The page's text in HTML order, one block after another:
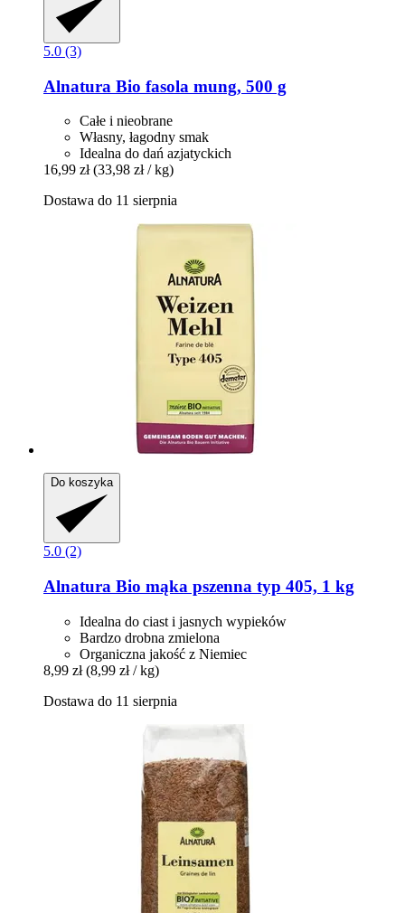
5.0 (3)
Alnatura Bio fasola mung, 500 g
Całe i nieobrane
Własny, łagodny smak
Idealna do dań azjatyckich
16,99 zł (33,98 zł / kg)
Dostawa do 11 sierpnia
Do koszyka
5.0 (2)
Alnatura Bio mąka pszenna typ 405, 1 kg
Idealna do ciast i jasnych wypieków
Bardzo drobna zmielona
Organiczna jakość z Niemiec
8,99 zł (8,99 zł / kg)
Dostawa do 11 sierpnia